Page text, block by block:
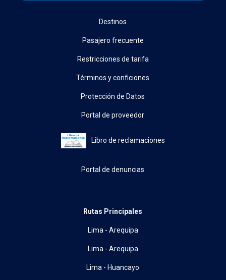
Destinos
Pasajero frecuente
Restricciones de tarifa
Términos y conficiones
Protección de Datos
Portal de proveedor
Libro de reclamaciones
Portal de denuncias
Rutas Principales
Lima - Arequipa
Lima - Arequipa
Lima - Huancayo